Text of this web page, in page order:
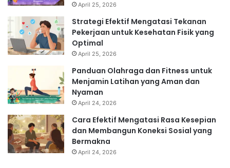
April 25, 2026
Strategi Efektif Mengatasi Tekanan
Pekerjaan untuk Kesehatan Fisik yang
Optimal
April 25, 2026
Panduan Olahraga dan Fitness untuk
Menjamin Latihan yang Aman dan
Nyaman
April 24, 2026
Cara Efektif Mengatasi Rasa Kesepian
dan Membangun Koneksi Sosial yang
Bermakna
April 24, 2026